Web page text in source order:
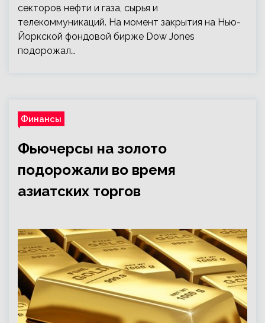
секторов нефти и газа, сырья и
телекоммуникаций. На момент закрытия на Нью-
Йоркской фондовой бирже Dow Jones
подорожал…
Финансы
Фьючерсы на золото
подорожали во время
азиатских торгов